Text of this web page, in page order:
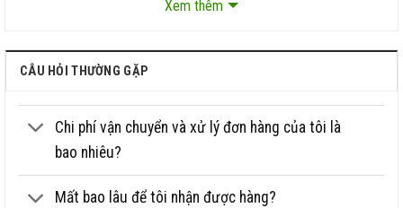
Tặng kèm
Ưu thế
Bổ ra cuốn vào nhanh, bo cá to
thoải mái. Chất liệu kim loại không
gỉ.
Xem thêm
CÂU HỎI THƯỜNG GẶP
Chi phí vận chuyển và xử lý đơn hàng của tôi là
bao nhiêu?
Mất bao lâu để tôi nhận được hàng?